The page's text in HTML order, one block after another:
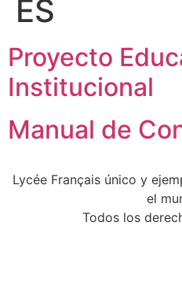
ES
Proyecto
Institucional
Manual de
Lycée Français único y
el
Todos los